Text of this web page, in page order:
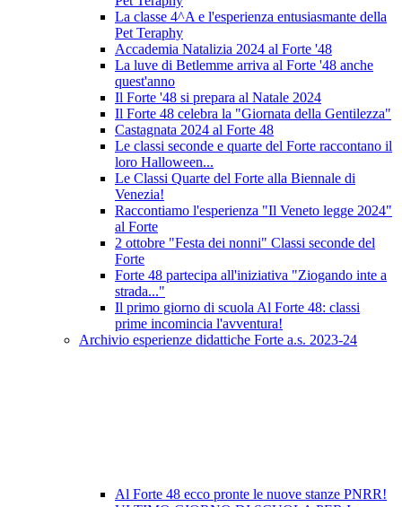
La classe 4^A e l'esperienza entusiasmante della
Pet Teraphy
Accademia Natalizia 2024 al Forte '48
La luve di Betlemme arriva al Forte '48 anche
quest'anno
Il Forte '48 si prepara al Natale 2024
Il Forte 48 celebra la "Giornata della Gentilezza"
Castagnata 2024 al Forte 48
Le classi seconde e quarte del Forte raccontano il
loro Halloween...
Le Classi Quarte del Forte alla Biennale di
Venezia!
Raccontiamo l'esperienza "Il Veneto legge 2024"
al Forte
2 ottobre "Festa dei nonni" Classi seconde del
Forte
Forte 48 partecipa all'iniziativa "Ziogando inte a
strada..."
Il primo giorno di scuola Al Forte 48: classi
prime incomincia l'avventura!
Archivio esperienze didattiche Forte a.s. 2023-24
Al Forte 48 ecco pronte le nuove stanze PNRR!